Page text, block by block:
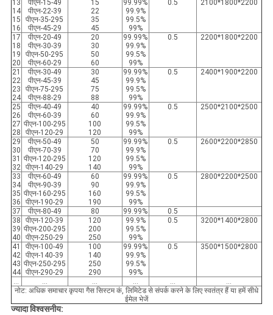
13
14
15
16
पीएन-15-49
पीएन-22-39
पीएन-35-295
पीएन-45-29
15
22
35
45
99.99%
99.9%
99.5%
99%
0.5 2100*1800*2200
17
18
19
20
पीएन-20-49
पीएन-30-39
पीएन-50-295
पीएन-60-29
20
30
50
60
99.99%
99.9%
99.5%
99%
0.5 2200*1800*2200
21
22
23
24
पीएन-30-49
पीएन-45-39
पीएन-75-295
पीएन-88-29
30
45
75
88
99.99%
99.9%
99.5%
99%
0.5 2400*1900*2200
25
26
27
28
पीएन-40-49
पीएन-60-39
पीएन-100-295
पीएन-120-29
40
60
100
120
99.99%
99.9%
99.5%
99%
0.5 2500*2100*2500
29
30
31
32
पीएन-50-49
पीएन-70-39
पीएन-120-295
पीएन-140-29
50
70
120
140
99.99%
99.9%
99.5%
99%
0.5 2600*2200*2850
33
34
35
36
पीएन-60-49
पीएन-90-39
पीएन-160-295
पीएन-190-29
60
90
160
190
99.99%
99.9%
99.5%
99%
0.5 2800*2200*2500
37 पीएन-80-49 80 99.99%
0.5
38
39
40
पीएन-120-39
पीएन-200-295
पीएन-250-29
120
200
250
99.9%
99.5%
99%
0.5 3200*1400*2800
41
42
43
44
पीएन-100-49
पीएन-140-39
पीएन-250-295
पीएन-290-29
100
140
250
290
99.99%
99.9%
99.5%
99%
0.5 3500*1500*2800
... ... ... ... ...
...
नोट: अधिक समाचार कृपया गैस सिस्टम कं, लिमिटेड से संपर्क करने के लिए स्वतंत्र हैं या हमें सीधे
ईमेल भेजें
ज्यादा विश्वसनीय: